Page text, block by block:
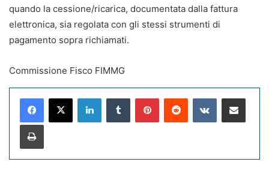
quando la cessione/ricarica, documentata dalla fattura
elettronica, sia regolata con gli stessi strumenti di
pagamento sopra richiamati.
Commissione Fisco FIMMG